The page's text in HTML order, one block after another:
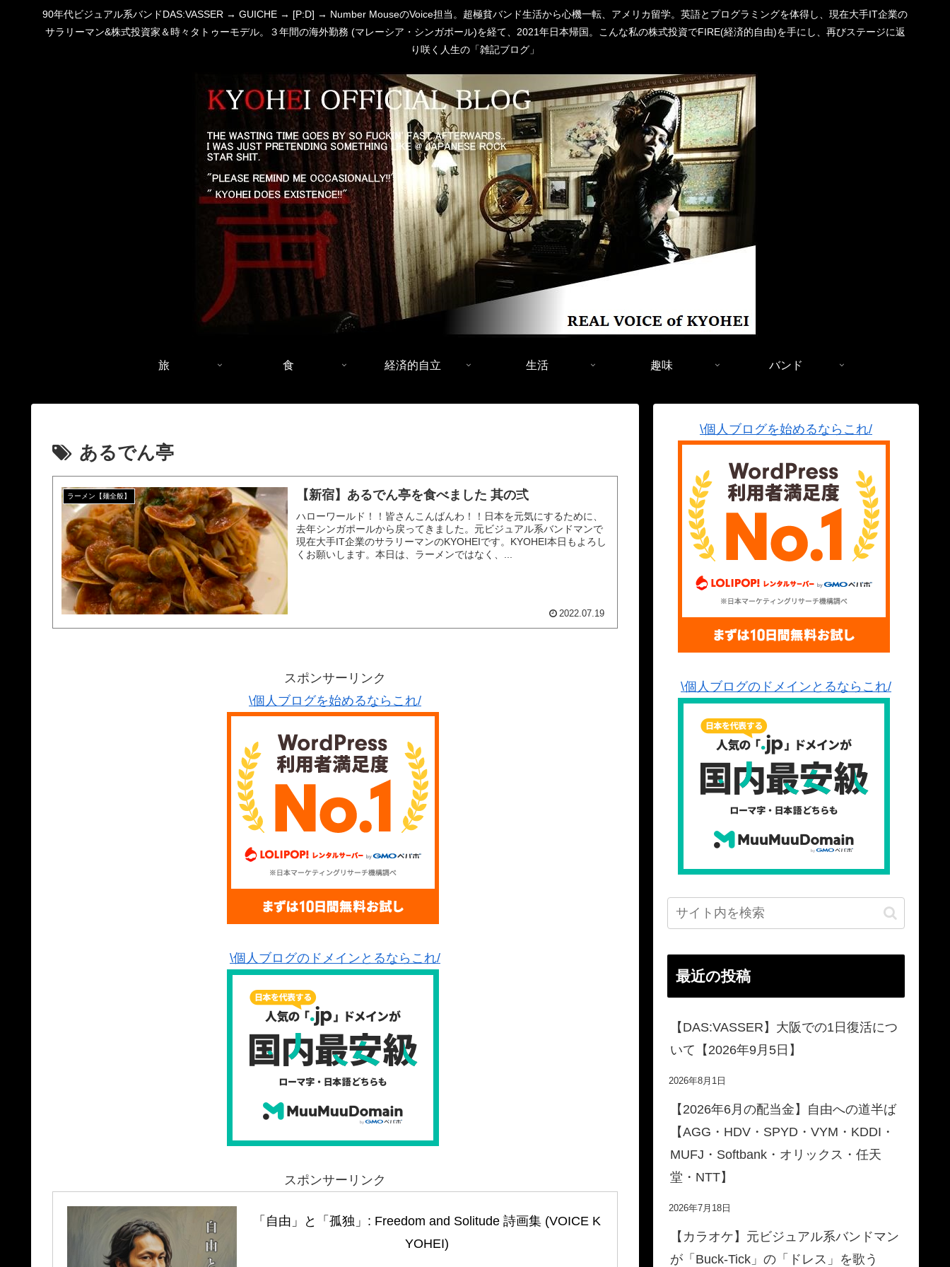
90年代ビジュアル系バンドDAS:VASSER → GUICHE → [P:D] → Number MouseのVoice担当。超極貧バンド生活から心機一転、アメリカ留学。英語とプログラミングを体得し、現在大手IT企業の
サラリーマン&株式投資家＆時々タトゥーモデル。３年間の海外勤務 (マレーシア・シンガポール)を経て、2021年日本帰国。こんな私の株式投資でFIRE(経済的自由)を手にし、再びステージに返
り咲く人生の「雑記ブログ」
旅 食 経済的自立 生活 趣味 バンド
あるでん亭
ラーメン【麺全般】 【新宿】あるでん亭を食べました 其の弍
ハローワールド！！皆さんこんばんわ！！日本を元気にするために、
去年シンガポールから戻ってきました。元ビジュアル系バンドマンで
現在大手IT企業のサラリーマンのKYOHEIです。KYOHEI本日もよろし
くお願いします。本日は、ラーメンではなく、...
2022.07.19
スポンサーリンク
\個人ブログを始めるならこれ/
\個人ブログのドメインとるならこれ/
スポンサーリンク
「自由」と「孤独」: Freedom and Solitude 詩画集 (VOICE K
YOHEI)
\個人ブログを始めるならこれ/
\個人ブログのドメインとるならこれ/
最近の投稿
【DAS:VASSER】大阪での1日復活につ
いて【2026年9月5日】
2026年8月1日
【2026年6月の配当金】自由への道半ば
【AGG・HDV・SPYD・VYM・KDDI・
MUFJ・Softbank・オリックス・任天
堂・NTT】
2026年7月18日
【カラオケ】元ビジュアル系バンドマン
が「Buck-Tick」の「ドレス」を歌う